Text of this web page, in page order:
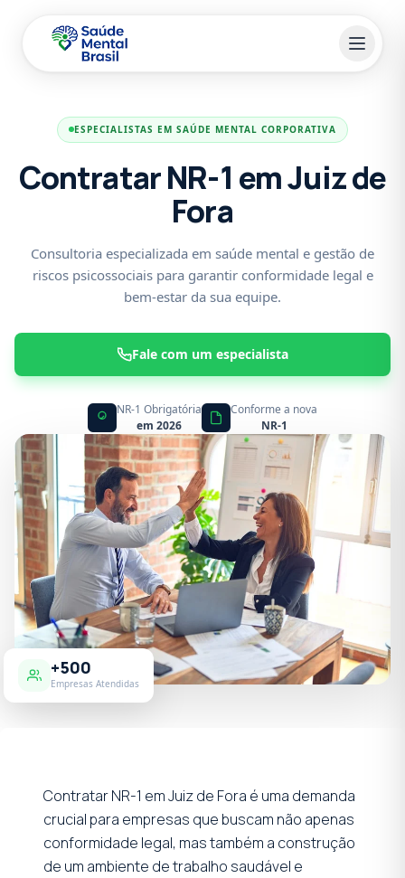
ESPECIALISTAS EM SAÚDE MENTAL CORPORATIVA
Contratar NR-1 em Juiz de
Fora
Consultoria especializada em saúde mental e gestão de
riscos psicossociais para garantir conformidade legal e
bem-estar da sua equipe.
Fale com um especialista
NR-1 Obrigatória
em 2026
Conforme a nova
NR-1
+500
Empresas Atendidas
Contratar NR-1 em Juiz de Fora é uma demanda
crucial para empresas que buscam não apenas
conformidade legal, mas também a construção
de um ambiente de trabalho saudável e